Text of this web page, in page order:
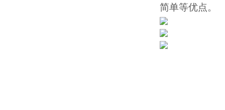
简单等优点。